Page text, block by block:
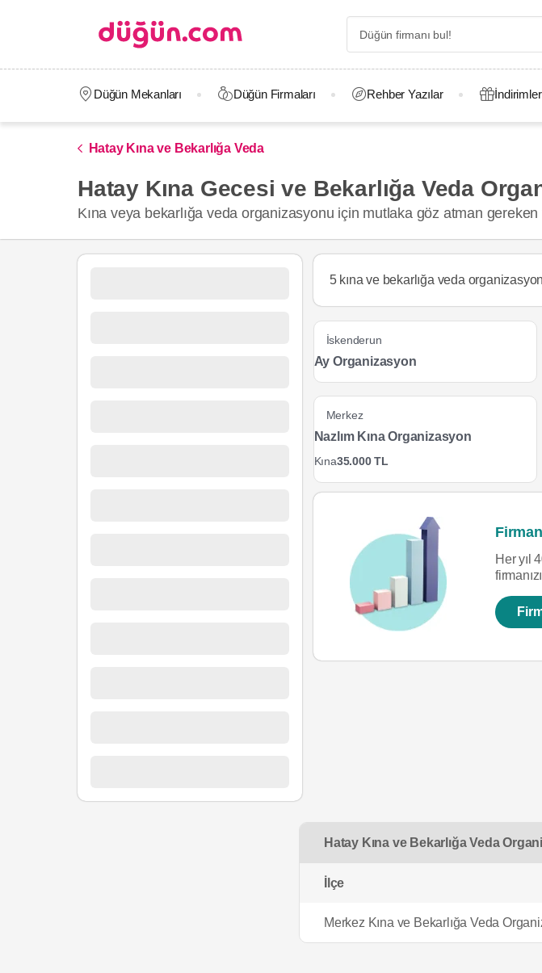
Düğün Mekanları Düğün Firmaları Rehber Yazılar İndirimler
Hatay Kına ve Bekarlığa Veda
Hatay Kına Gecesi ve Bekarlığa Veda
Kına veya bekarlığa veda organizasyonu için mutlaka göz atman gereken
5 kına ve bekarlığa veda organizasyon
İskenderun
Ay Organizasyon
Merkez
Nazlım Kına Organizasyon
Kına35.000 TL
Her yıl
Hatay Kına ve Bekarlığa Veda
İlçe
Merkez Kına ve Bekarlığa Veda